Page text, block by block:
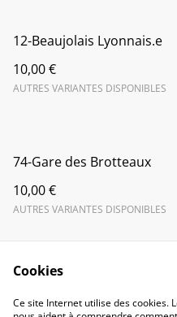
12-Beaujolais Lyonnais.e
10,00 €
AUTRES VARIANTES DISPONIBLES
74-Gare des Brotteaux
10,00 €
AUTRES VARIANTES DISPONIBLES
Cookies
Ce site Internet utilise des cookies.